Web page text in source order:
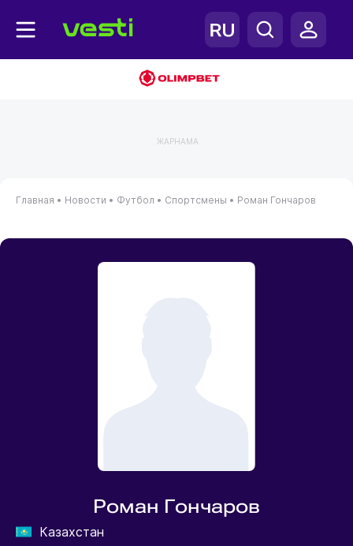
ЖАРНАМА
Главная • Новости • Футбол • Спортсмены • Роман Гончаров
Роман Гончаров
Казахстан